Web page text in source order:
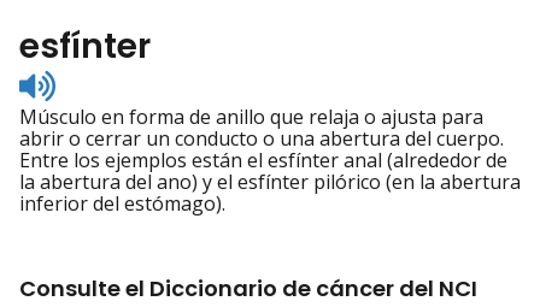
esfínter
Listen
to
pronunciation
Músculo en forma de anillo que relaja o ajusta para
abrir o cerrar un conducto o una abertura del cuerpo.
Entre los ejemplos están el esfínter anal (alrededor de
la abertura del ano) y el esfínter pilórico (en la abertura
inferior del estómago).
Consulte el Diccionario de cáncer del NCI